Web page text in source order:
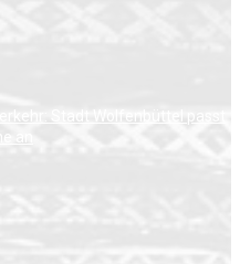
Stadt Wolfenbüttel passt
an